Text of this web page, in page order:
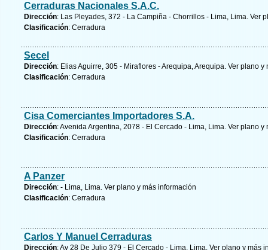
Cerraduras Nacionales S.A.C.
Dirección: Las Pleyades, 372 - La Campiña - Chorrillos - Lima, Lima. Ver
Clasificación: Cerradura
Secel
Dirección: Elias Aguirre, 305 - Miraflores - Arequipa, Arequipa. Ver plano y
Clasificación: Cerradura
Cisa Comerciantes Importadores S.A.
Dirección: Avenida Argentina, 2078 - El Cercado - Lima, Lima. Ver plano y
Clasificación: Cerradura
A Panzer
Dirección: - Lima, Lima. Ver plano y más información
Clasificación: Cerradura
Carlos Y Manuel Cerraduras
Dirección: Av 28 De Julio 379 - El Cercado - Lima, Lima. Ver plano y más